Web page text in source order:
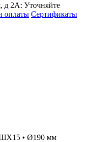
д 2А: Уточняйте
оплаты Сертификаты
ШХ15 • Ø190 мм